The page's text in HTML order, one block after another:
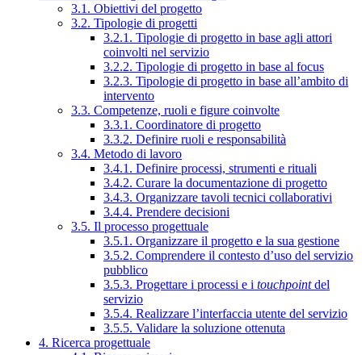
3.1. Obiettivi del progetto
3.2. Tipologie di progetti
3.2.1. Tipologie di progetto in base agli attori
coinvolti nel servizio
3.2.2. Tipologie di progetto in base al focus
3.2.3. Tipologie di progetto in base all’ambito di
intervento
3.3. Competenze, ruoli e figure coinvolte
3.3.1. Coordinatore di progetto
3.3.2. Definire ruoli e responsabilità
3.4. Metodo di lavoro
3.4.1. Definire processi, strumenti e rituali
3.4.2. Curare la documentazione di progetto
3.4.3. Organizzare tavoli tecnici collaborativi
3.4.4. Prendere decisioni
3.5. Il processo progettuale
3.5.1. Organizzare il progetto e la sua gestione
3.5.2. Comprendere il contesto d’uso del servizio
pubblico
3.5.3. Progettare i processi e i touchpointdel
servizio
3.5.4. Realizzare l’interfaccia utente del servizio
3.5.5. Validare la soluzione ottenuta
4. Ricerca progettuale